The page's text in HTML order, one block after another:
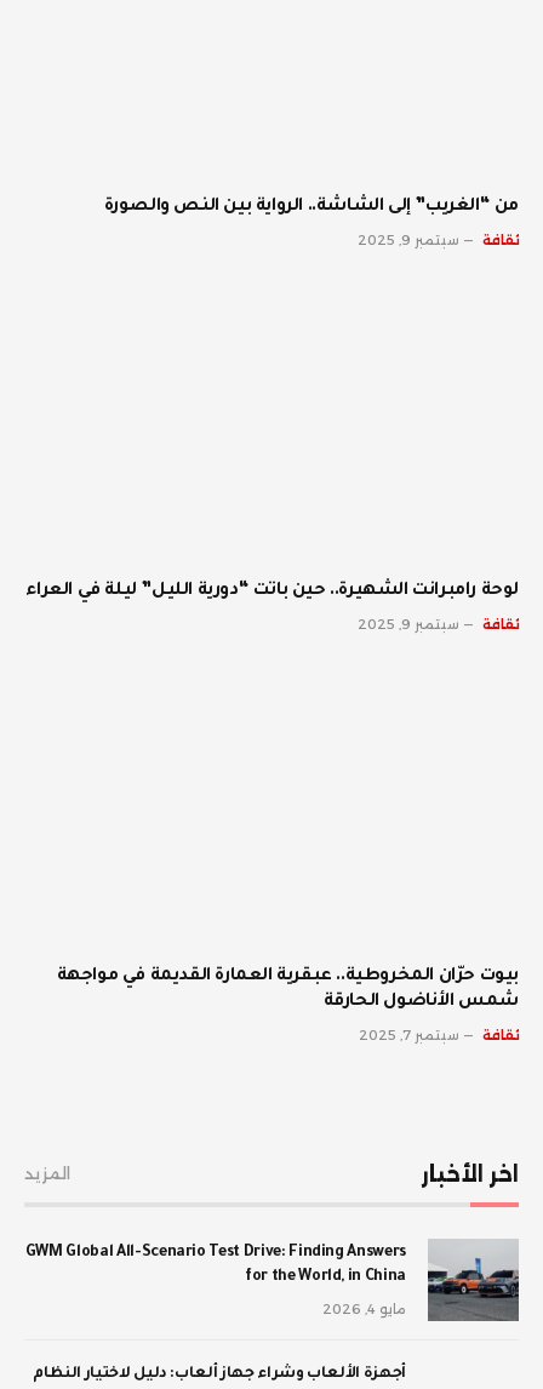
من “الغريب” إلى الشاشة.. الرواية بين النص والصورة
ثقافة سبتمبر 9, 2025
لوحة رامبرانت الشهيرة.. حين باتت “دورية الليل” ليلة في العراء
ثقافة سبتمبر 9, 2025
بيوت حرّان المخروطية.. عبقرية العمارة القديمة في مواجهة
شمس الأناضول الحارقة
ثقافة سبتمبر 7, 2025
اخر الأخبار المزيد
GWM Global All-Scenario Test Drive: Finding Answers
for the World, in China
مايو 4, 2026
أجهزة الألعاب وشراء جهاز ألعاب: دليل لاختيار النظام